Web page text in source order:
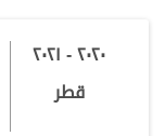
٢٠٢٠ - ٢٠٢١
قطر